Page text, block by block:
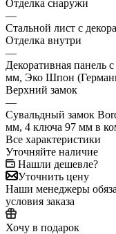
Отделка снаружи
—
Стальной лист с
Отделка внутри
—
Декоративная панель
мм, Эко Шпон
Верхний замок
—
Сувальдный замок
мм, 4 ключа 97 мм в
Все характеристики
Уточняйте наличие
Нашли дешевле?
Уточнить цену
Наши менеджеры
условия заказа
Хочу в подарок